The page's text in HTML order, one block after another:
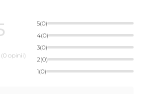
(0 opinii)
5(0)
4(0)
3(0)
2(0)
1(0)